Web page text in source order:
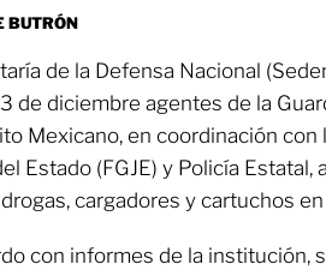
BUTRÓN
de la Defensa Nacional
de diciembre agentes de la
Mexicano, en coordinación con
Estado (FGJE) y Policía Estatal,
cargadores y cartuchos
con informes de la institución,